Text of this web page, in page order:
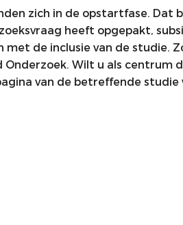
zich in de opstartfase. Dat
heeft opgepakt,
de inclusie van de studie.
Onderzoek. Wilt u als centrum
van de betreffende